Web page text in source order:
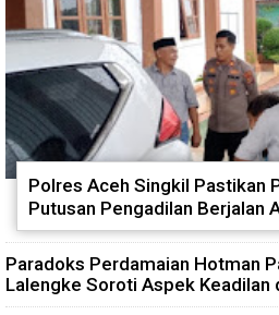
Polres Aceh Singkil Pastikan
Putusan Pengadilan Berjalan
Paradoks Perdamaian Hotman
Lalengke Soroti Aspek Keadilan